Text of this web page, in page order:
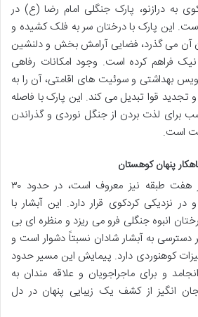
به درازنو، پارک جنگلی امام رضا (ع) در
این پارک با درختان سر به فلک کشیده و
آن می گذرد، فضایی آرامش بخش و دلنشین
فراهم کرده است. وجود امکانات رفاهی
بهداشتی و سوئیت های اقامتی، آن را به
تجدید قوا تبدیل می کند. این پارک با فاصله
برای لذت بردن از جنگل نوردی و گذراندن
است.
پنهان کوهستان
آبشار شادان، که به آبشار هفت طبقه نیز معروف است، در حدود ۳۰
در نزدیکی کردکوی قرار دارد. این آبشار با
میان درختان انبوه جنگلی فرو می ریزد و منظره ای بی
به آبشار شادان نسبتاً دشوار است و
کوهنوردی دارد. پیمایش این مسیر حدود
و برای ماجراجویان و علاقه مندان به
انگیز از کشف یک زیبایی پنهان در دل